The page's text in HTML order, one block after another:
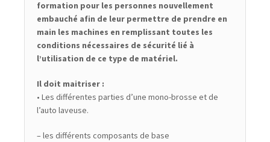
formation pour les personnes nouvellement
embauché afin de leur permettre de prendre en
main les machines en remplissant toutes les
conditions nécessaires de sécurité lié à
l’utilisation de ce type de matériel.
Il doit maitriser :
• Les différentes parties d’une mono-brosse et de
l’auto laveuse.
– les différents composants de base